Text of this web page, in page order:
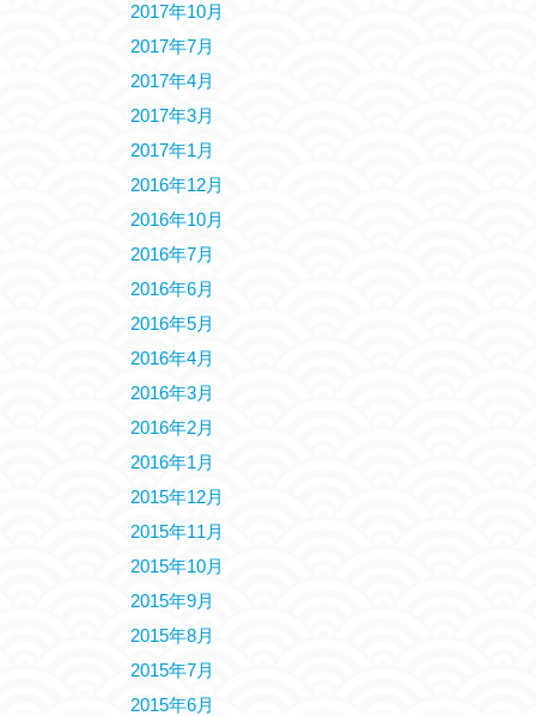
2017年10月
2017年7月
2017年4月
2017年3月
2017年1月
2016年12月
2016年10月
2016年7月
2016年6月
2016年5月
2016年4月
2016年3月
2016年2月
2016年1月
2015年12月
2015年11月
2015年10月
2015年9月
2015年8月
2015年7月
2015年6月